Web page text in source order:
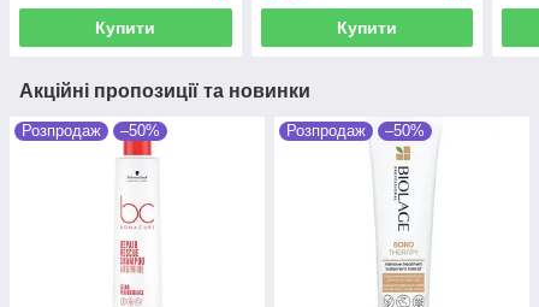
Купити Купити
Акційні пропозиції та новинки
Розпродаж –50% Розпродаж –50%